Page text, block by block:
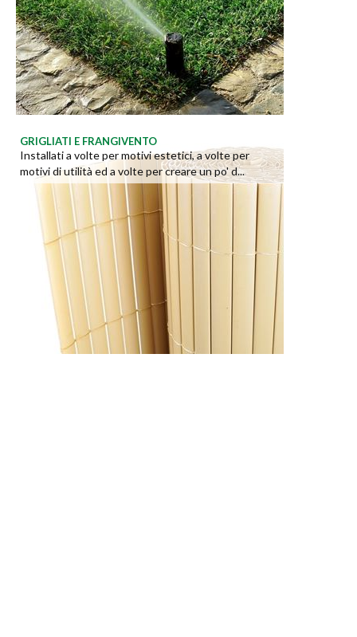
GRIGLIATI E FRANGIVENTO
Installati a volte per motivi estetici, a volte per
motivi di utilità ed a volte per creare un po' d...